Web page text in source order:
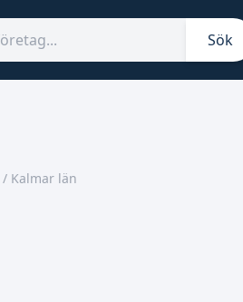
Sök
/ Kalmar län